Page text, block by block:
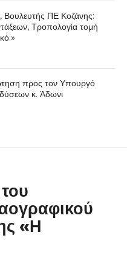
Βουλευτής ΠΕ Κοζάνης:
Τροπολογία τομή
προς τον Υπουργό
κ. Άδωνι
«Η